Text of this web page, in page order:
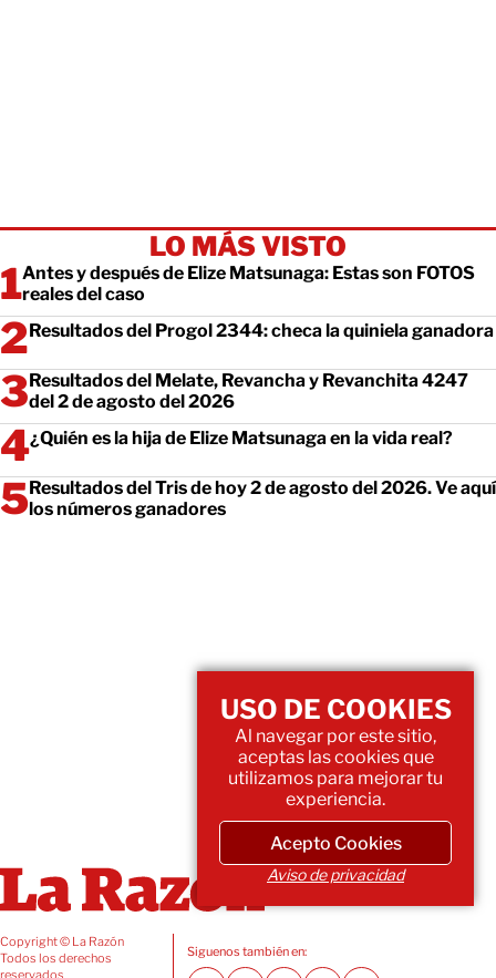
LO MÁS VISTO
Antes y después de Elize Matsunaga: Estas son FOTOS
reales del caso
Resultados del Progol 2344: checa la quiniela ganadora
Resultados del Melate, Revancha y Revanchita 4247
del 2 de agosto del 2026
¿Quién es la hija de Elize Matsunaga en la vida real?
Resultados del Tris de hoy 2 de agosto del 2026. Ve aquí
los números ganadores
Copyright © La Razón
Todos los derechos
reservados
Siguenos también en:
USO DE COOKIES
Al navegar por este sitio,
aceptas las cookies que
utilizamos para mejorar tu
experiencia.
Acepto Cookies
Aviso de privacidad